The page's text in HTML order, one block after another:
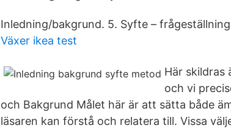
Inledning/bakgrund. 5. Syfte –
Växer ikea test
Här skildras
och vi
och Bakgrund Målet här är att sätta både
läsaren kan förstå och relatera till. Vissa